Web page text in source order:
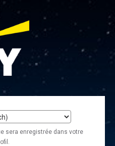
sera enregistrée dans votre